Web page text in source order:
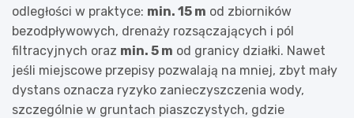
odległości w praktyce: min. 15 m od zbiorników
bezodpływowych, drenaży rozsączających i pól
filtracyjnych oraz min. 5 m od granicy działki. Nawet
jeśli miejscowe przepisy pozwalają na mniej, zbyt mały
dystans oznacza ryzyko zanieczyszczenia wody,
szczególnie w gruntach piaszczystych, gdzie